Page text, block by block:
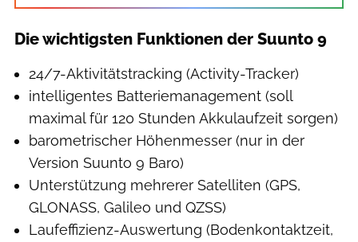
Die wichtigsten Funktionen der Suunto 9
24/7-Aktivitätstracking (Activity-Tracker)
intelligentes Batteriemanagement (soll
maximal für 120 Stunden Akkulaufzeit sorgen)
barometrischer Höhenmesser (nur in der
Version Suunto 9 Baro)
Unterstützung mehrerer Satelliten (GPS,
GLONASS, Galileo und QZSS)
Laufeffizienz-Auswertung (Bodenkontaktzeit,